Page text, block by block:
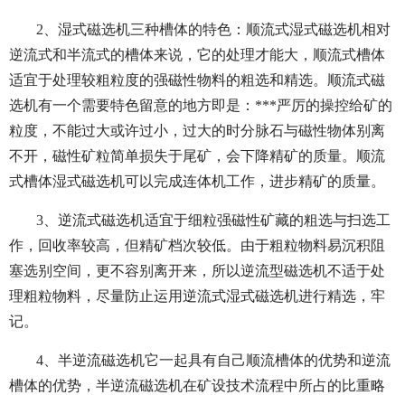
2、湿式磁选机三种槽体的特色：顺流式湿式磁选机相对
逆流式和半流式的槽体来说，它的处理才能大，顺流式槽体
适宜于处理较粗粒度的强磁性物料的粗选和精选。顺流式磁
选机有一个需要特色留意的地方即是：***严厉的操控给矿的
粒度，不能过大或许过小，过大的时分脉石与磁性物体别离
不开，磁性矿粒简单损失于尾矿，会下降精矿的质量。顺流
式槽体湿式磁选机可以完成连体机工作，进步精矿的质量。
3、逆流式磁选机适宜于细粒强磁性矿藏的粗选与扫选工
作，回收率较高，但精矿档次较低。由于粗粒物料易沉积阻
塞选别空间，更不容别离开来，所以逆流型磁选机不适于处
理粗粒物料，尽量防止运用逆流式湿式磁选机进行精选，牢
记。
4、半逆流磁选机它一起具有自己顺流槽体的优势和逆流
槽体的优势，半逆流磁选机在矿设技术流程中所占的比重略